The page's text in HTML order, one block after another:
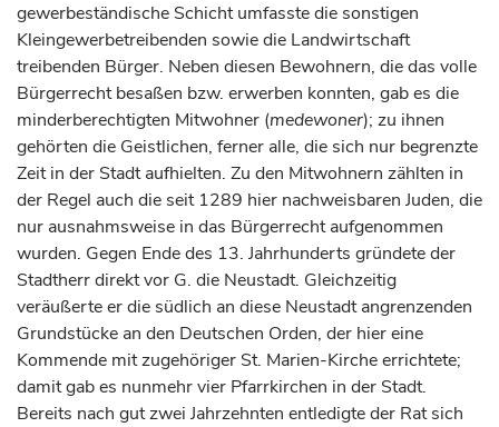
gewerbeständische Schicht umfasste die sonstigen
Kleingewerbetreibenden sowie die Landwirtschaft
treibenden Bürger. Neben diesen Bewohnern, die das volle
Bürgerrecht besaßen bzw. erwerben konnten, gab es die
minderberechtigten Mitwohner (medewoner); zu ihnen
gehörten die Geistlichen, ferner alle, die sich nur begrenzte
Zeit in der Stadt aufhielten. Zu den Mitwohnern zählten in
der Regel auch die seit 1289 hier nachweisbaren Juden, die
nur ausnahmsweise in das Bürgerrecht aufgenommen
wurden. Gegen Ende des 13. Jahrhunderts gründete der
Stadtherr direkt vor G. die Neustadt. Gleichzeitig
veräußerte er die südlich an diese Neustadtangrenzenden
Grundstücke an den Deutschen Orden, der hier eine
Kommende mit zugehöriger St. Marien-Kirche errichtete;
damit gab es nunmehr vier Pfarrkirchen in der Stadt.
Bereits nach gut zwei Jahrzehnten entledigte der Rat sich